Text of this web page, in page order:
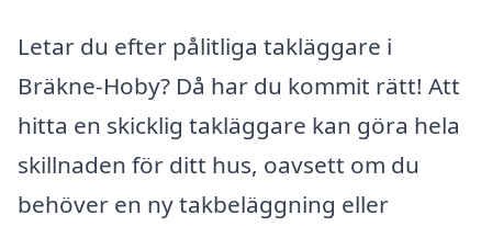
Letar du efter pålitliga takläggare i
Bräkne-Hoby? Då har du kommit rätt! Att
hitta en skicklig takläggare kan göra hela
skillnaden för ditt hus, oavsett om du
behöver en ny takbeläggning eller